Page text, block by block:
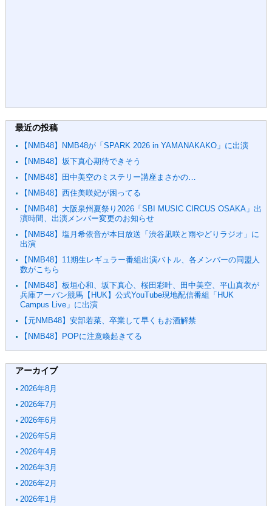
最近の投稿
【NMB48】NMB48が「SPARK 2026 in YAMANAKAKO」に出演
【NMB48】坂下真心期待できそう
【NMB48】田中美空のミステリー講座まさかの…
【NMB48】西住美咲妃が困ってる
【NMB48】大阪泉州夏祭り2026「SBI MUSIC CIRCUS OSAKA」出
演時間、出演メンバー変更のお知らせ
【NMB48】塩月希依音が本日放送「渋谷凪咲と雨やどりラジオ」に
出演
【NMB48】11期生レギュラー番組出演バトル、各メンバーの同盟人
数がこちら
【NMB48】板垣心和、坂下真心、桜田彩叶、田中美空、平山真衣が
兵庫アーバン競馬【HUK】公式YouTube現地配信番組「HUK
Campus Live」に出演
【元NMB48】安部若菜、卒業して早くもお酒解禁
【NMB48】POPに注意喚起きてる
アーカイブ
2026年8月
2026年7月
2026年6月
2026年5月
2026年4月
2026年3月
2026年2月
2026年1月